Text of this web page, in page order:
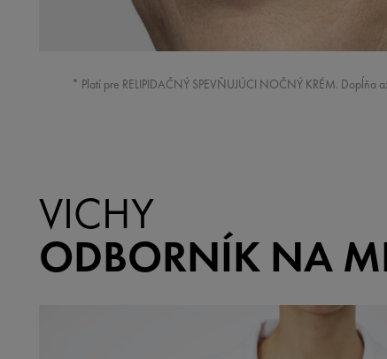
* Platí pre RELIPIDAČNÝ SPEVŇUJÚCI NOČNÝ KRÉM.
VICHY
ODBORNÍK NA